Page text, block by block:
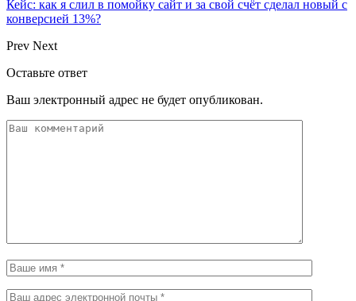
Кейс: как я слил в помойку сайт и за свой счёт сделал новый с
конверсией 13%?
Prev Next
Оставьте ответ
Ваш электронный адрес не будет опубликован.